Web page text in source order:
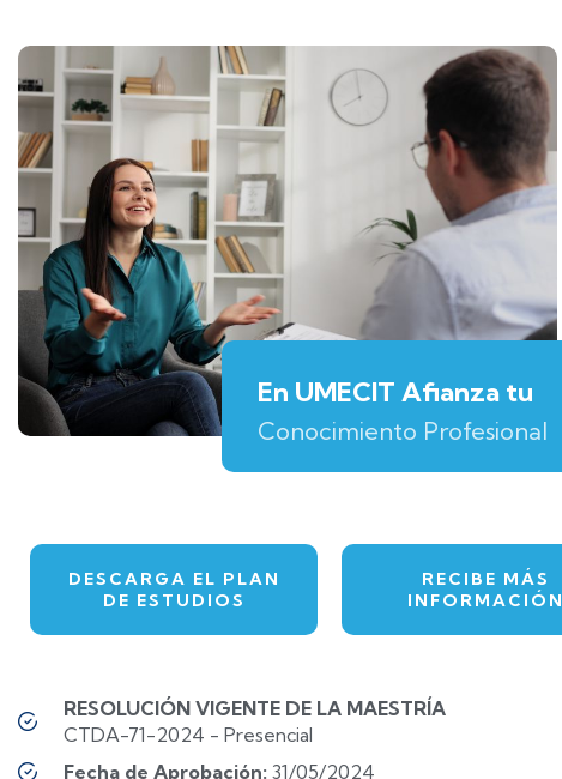
En UMECIT Afianza tu
Conocimiento Profesional
DESCARGA EL PLAN
DE ESTUDIOS
RECIBE MÁS
INFORMACIÓN
RESOLUCIÓN VIGENTE DE LA MAESTRÍA
CTDA-71-2024 - Presencial
Fecha de Aprobación: 31/05/2024